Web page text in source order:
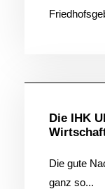
Die IHK
Die gute
ganz so...